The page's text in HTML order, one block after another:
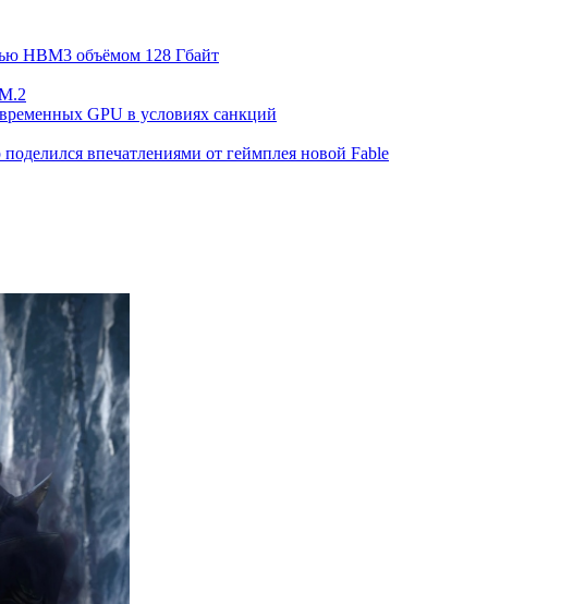
HBM3 объёмом 128 Гбайт
GPU в условиях санкций
впечатлениями от геймплея новой Fable